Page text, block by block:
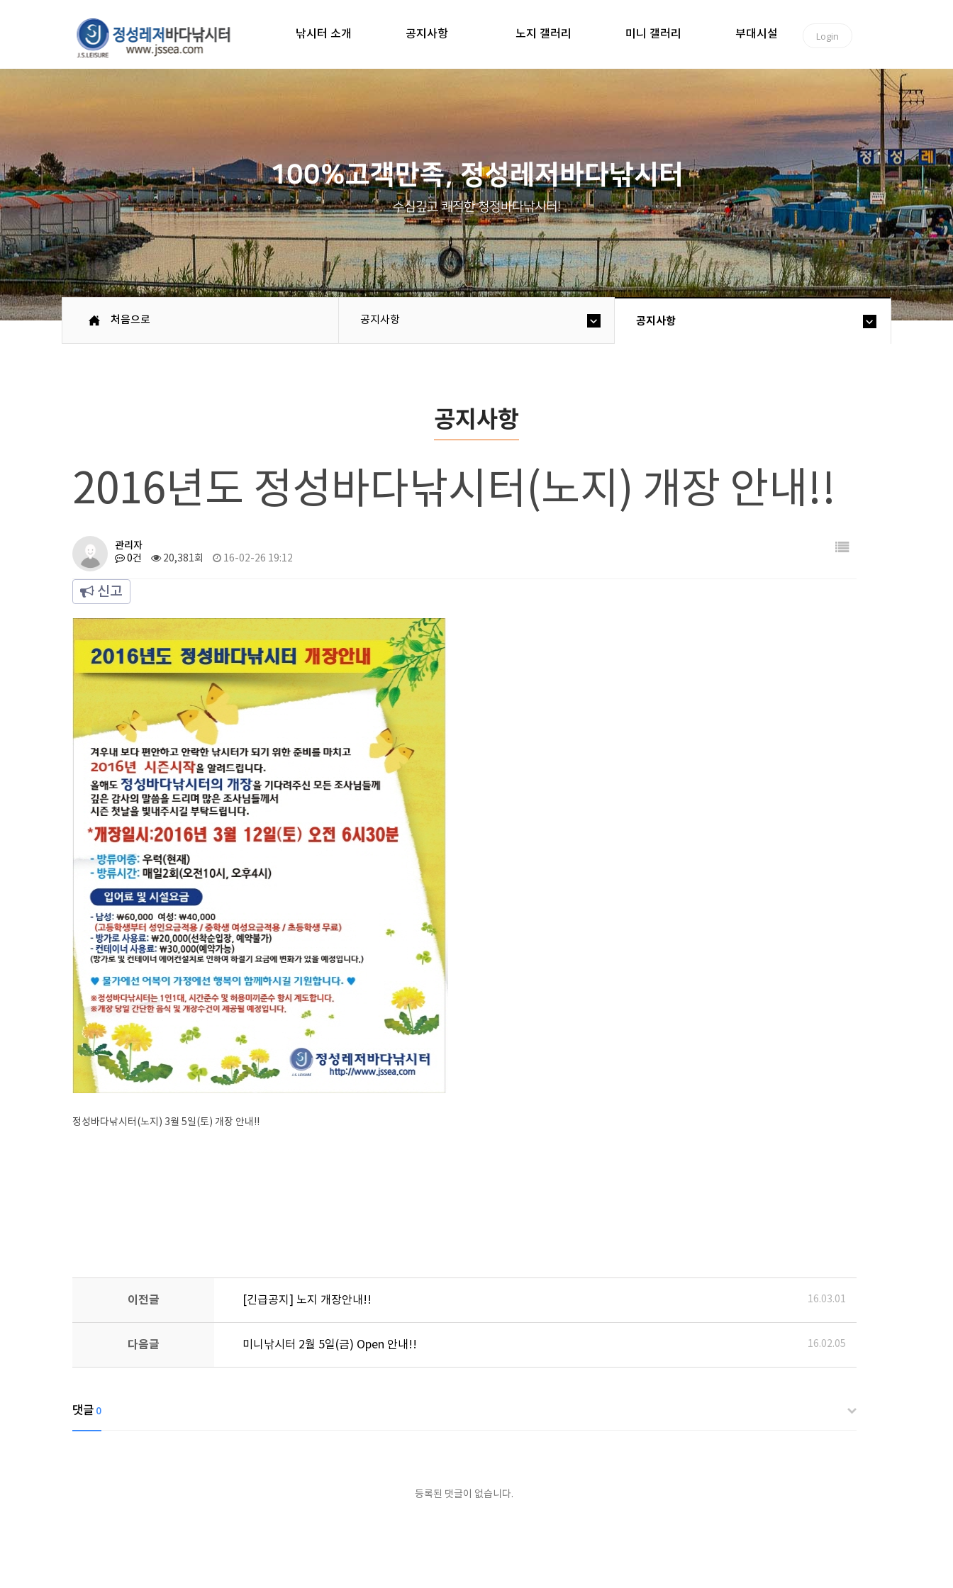
낚시터 소개 공지사항 노지 갤러리 미니 갤러리 부대시설 Login
100%고객만족, 정성레저바다낚시터
수심깊고 쾌적한 청정바다낚시터!
처음으로 공지사항 공지사항
공지사항
2016년도 정성바다낚시터(노지) 개장 안내!!
관리자
0건 20,381회 16-02-26 19:12
신고
정성바다낚시터(노지) 3월 5일(토) 개장 안내!!
이전글 [긴급공지] 노지 개장안내!! 16.03.01
다음글 미니낚시터 2월 5일(금) Open 안내!! 16.02.05
댓글 0
등록된 댓글이 없습니다.